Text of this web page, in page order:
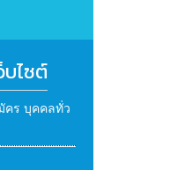
บไซต์
คร บุคคลทั่ว